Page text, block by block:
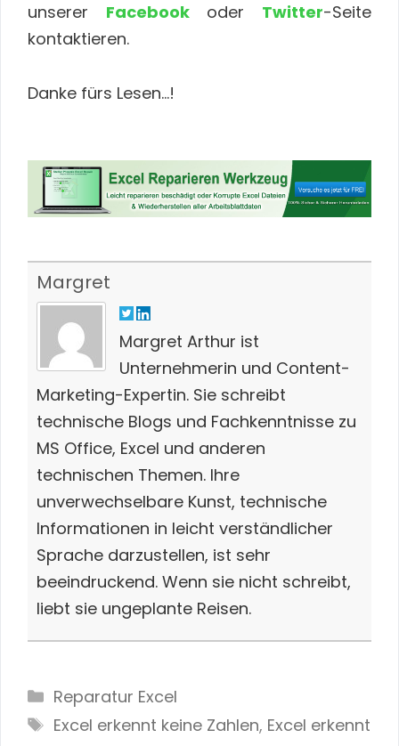
unserer Facebookoder Twitter-Seite
kontaktieren.
Danke fürs Lesen…!
Margret
Margret Arthur ist
Unternehmerin und Content-
Marketing-Expertin. Sie schreibt
technische Blogs und Fachkenntnisse zu
MS Office, Excel und anderen
technischen Themen. Ihre
unverwechselbare Kunst, technische
Informationen in leicht verständlicher
Sprache darzustellen, ist sehr
beeindruckend. Wenn sie nicht schreibt,
liebt sie ungeplante Reisen.
Categories
Reparatur Excel
Tags
Excel erkennt keine Zahlen, Excel erkennt